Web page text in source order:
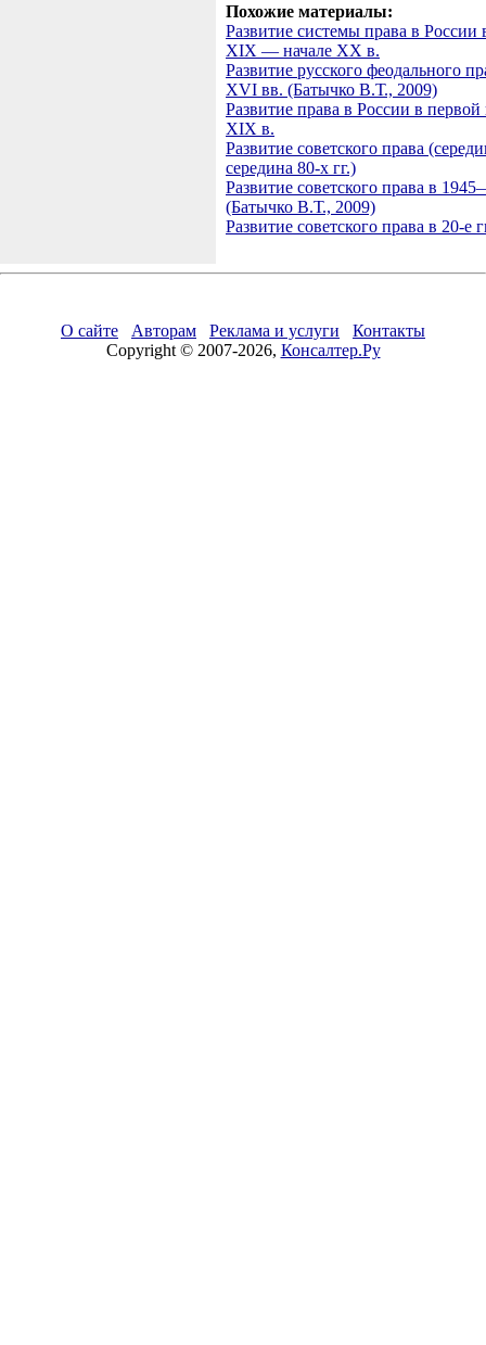
Похожие материалы:
Развитие системы права в России
XIX — начале XX в.
Развитие русского феодального
XVI вв. (Батычко В.Т., 2009)
Развитие права в России в
XIX в.
Развитие советского права
середина 80-х гг.)
Развитие советского права в
(Батычко В.Т., 2009)
Развитие советского права в 20-е
О сайте Авторам Реклама и услуги
Контакты
Copyright © 2007-2026, Консалтер.Ру